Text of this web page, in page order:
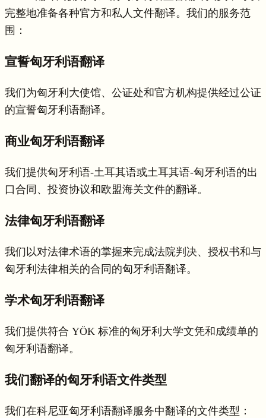
完整地准备各种官方和私人文件翻译。我们的服务范
围：
宣誓匈牙利语翻译
我们为匈牙利大使馆、公证处和官方机构提供经过公证
的宣誓匈牙利语翻译。
商业匈牙利语翻译
我们提供匈牙利语-土耳其语或土耳其语-匈牙利语的出
口合同、投资协议和欧盟海关文件的翻译。
法律匈牙利语翻译
我们以对法律术语的掌握来完成法院判决、授权书和与
匈牙利法律相关的合同的匈牙利语翻译。
学术匈牙利语翻译
我们提供符合 YÖK 标准的匈牙利大学文凭和成绩单的
匈牙利语翻译。
我们翻译的匈牙利语文件类型
我们在科尼亚匈牙利语翻译服务中翻译的文件类型：